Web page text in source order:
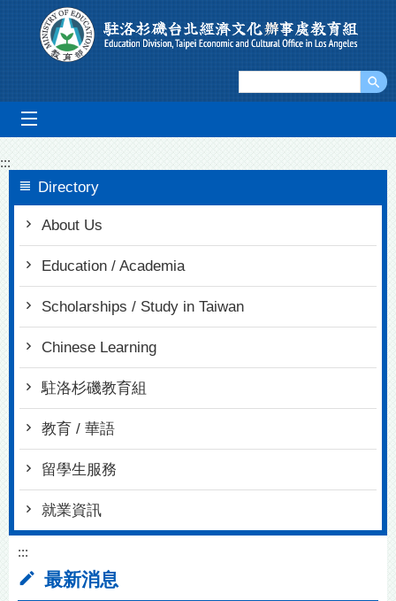
Go To Content
:::
Directory
About Us
Education / Academia
Scholarships / Study in Taiwan
Chinese Learning
駐洛杉磯教育組
教育 / 華語
留學生服務
就業資訊
:::
最新消息